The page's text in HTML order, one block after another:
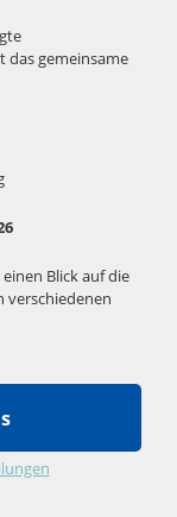
gemeinsame
Blick auf die
verschiedenen